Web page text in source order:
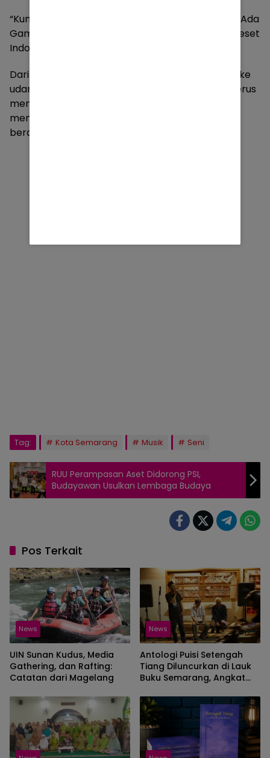
“Kumpul Kekuatan” lalu mematri pesan: “Jangan Ada
Gamma yang Kedua”, “Semarang Berapi”, dan “Reset
Indonesia.”
Dari panggung Imam Bardjo, bara itu dilepaskan ke
udara. Bukan hanya untuk dikenang, tapi untuk terus
menyala, menembus lorong-lorong kota, dan
menyalakan perlawanan di dada siapa saja yang
berani berkata: menolak tunduk. []
Tag: Kota Semarang Musik Seni
RUU Perampasan Aset Didorong PSI,
Budayawan Usulkan Lembaga Budaya
Pos Terkait
News
UIN Sunan Kudus, Media
Gathering, dan Rafting:
Catatan dari Magelang
News
Antologi Puisi Setengah
Tiang Diluncurkan di Lauk
Buku Semarang, Angkat